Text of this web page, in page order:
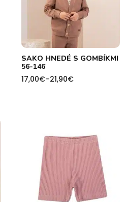
SAKO HNEDÉ S GOMBÍKMI
56-146
17,00€–21,90€
Price